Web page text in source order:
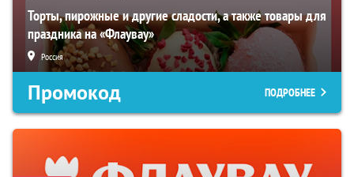
Торты, пирожные и другие сладости, а также товары для
праздника на «Флаувау»
Россия
Промокод ПОДРОБНЕЕ